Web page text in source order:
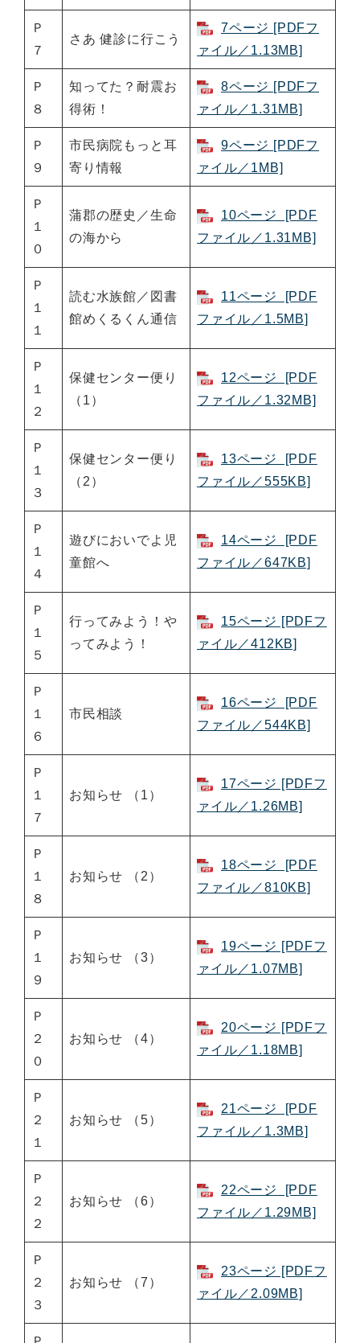
Ｐ
７
さあ 健診に行こう
7ページ [PDFフ
ァイル／1.13MB]
Ｐ
８
知ってた？耐震お
得術！
8ページ [PDFフ
ァイル／1.31MB]
Ｐ
９
市民病院もっと耳
寄り情報
9ページ [PDFフ
ァイル／1MB]
Ｐ
１
０
蒲郡の歴史／生命
の海から
10ページ [PDF
ファイル／1.31MB]
Ｐ
１
１
読む水族館／図書
館めくるくん通信
11ページ [PDF
ファイル／1.5MB]
Ｐ
１
２
保健センター便り
（1）
12ページ [PDF
ファイル／1.32MB]
Ｐ
１
３
保健センター便り
（2）
13ページ [PDF
ファイル／555KB]
Ｐ
１
４
遊びにおいでよ児
童館へ
14ページ [PDF
ファイル／647KB]
Ｐ
１
５
行ってみよう！や
ってみよう！
15ページ [PDFフ
ァイル／412KB]
Ｐ
１
６
市民相談
16ページ [PDF
ファイル／544KB]
Ｐ
１
７
お知らせ （1）
17ページ [PDFフ
ァイル／1.26MB]
Ｐ
１
８
お知らせ （2）
18ページ [PDF
ファイル／810KB]
Ｐ
１
９
お知らせ （3）
19ページ [PDFフ
ァイル／1.07MB]
Ｐ
２
０
お知らせ （4）
20ページ [PDFフ
ァイル／1.18MB]
Ｐ
２
１
お知らせ （5）
21ページ [PDF
ファイル／1.3MB]
Ｐ
２
２
お知らせ （6）
22ページ [PDF
ファイル／1.29MB]
Ｐ
２
３
お知らせ （7）
23ページ [PDFフ
ァイル／2.09MB]